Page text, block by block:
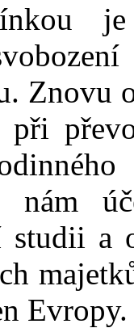
Znovu
při
nám
a
Evropy.